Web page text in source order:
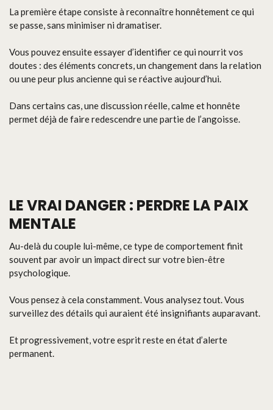
La première étape consiste à reconnaître honnêtement ce qui
se passe, sans minimiser ni dramatiser.
Vous pouvez ensuite essayer d’identifier ce qui nourrit vos
doutes : des éléments concrets, un changement dans la relation
ou une peur plus ancienne qui se réactive aujourd’hui.
Dans certains cas, une discussion réelle, calme et honnête
permet déjà de faire redescendre une partie de l’angoisse.
LE VRAI DANGER : PERDRE LA PAIX
MENTALE
Au-delà du couple lui-même, ce type de comportement finit
souvent par avoir un impact direct sur votre bien-être
psychologique.
Vous pensez à cela constamment. Vous analysez tout. Vous
surveillez des détails qui auraient été insignifiants auparavant.
Et progressivement, votre esprit reste en état d’alerte
permanent.